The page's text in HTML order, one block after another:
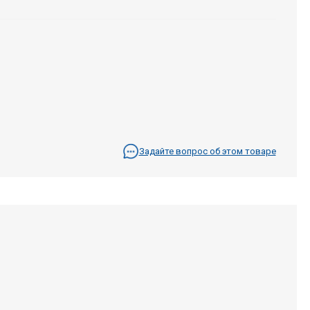
Задайте вопрос об этом товаре